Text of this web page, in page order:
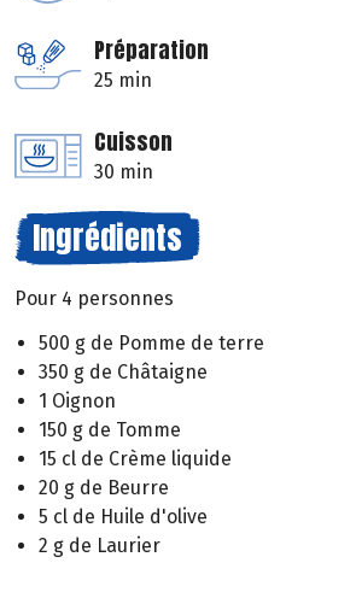
Préparation
25 min
Cuisson
30 min
Ingrédients
Pour 4 personnes
500 g de Pomme de terre
350 g de Châtaigne
1 Oignon
150 g de Tomme
15 cl de Crème liquide
20 g de Beurre
5 cl de Huile d'olive
2 g de Laurier